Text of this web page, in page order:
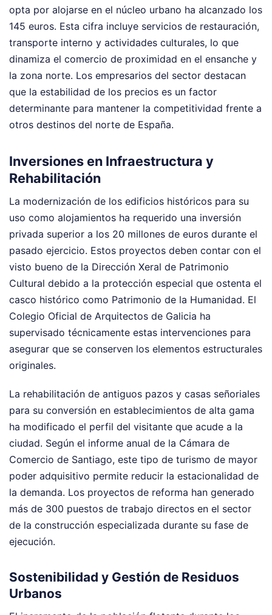
opta por alojarse en el núcleo urbano ha alcanzado los
145 euros. Esta cifra incluye servicios de restauración,
transporte interno y actividades culturales, lo que
dinamiza el comercio de proximidad en el ensanche y
la zona norte. Los empresarios del sector destacan
que la estabilidad de los precios es un factor
determinante para mantener la competitividad frente a
otros destinos del norte de España.
Inversiones en Infraestructura y
Rehabilitación
La modernización de los edificios históricos para su
uso como alojamientos ha requerido una inversión
privada superior a los 20 millones de euros durante el
pasado ejercicio. Estos proyectos deben contar con el
visto bueno de la Dirección Xeral de Patrimonio
Cultural debido a la protección especial que ostenta el
casco histórico como Patrimonio de la Humanidad. El
Colegio Oficial de Arquitectos de Galicia ha
supervisado técnicamente estas intervenciones para
asegurar que se conserven los elementos estructurales
originales.
La rehabilitación de antiguos pazos y casas señoriales
para su conversión en establecimientos de alta gama
ha modificado el perfil del visitante que acude a la
ciudad. Según el informe anual de la Cámara de
Comercio de Santiago, este tipo de turismo de mayor
poder adquisitivo permite reducir la estacionalidad de
la demanda. Los proyectos de reforma han generado
más de 300 puestos de trabajo directos en el sector
de la construcción especializada durante su fase de
ejecución.
Sostenibilidad y Gestión de Residuos
Urbanos